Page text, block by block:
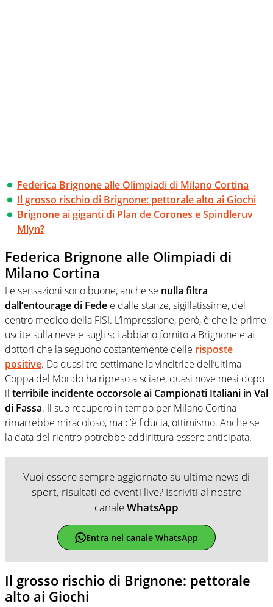
Federica Brignone alle Olimpiadi di Milano Cortina
Il grosso rischio di Brignone: pettorale alto ai Giochi
Brignone ai giganti di Plan de Corones e Spindleruv
Mlyn?
Federica Brignone alle Olimpiadi di
Milano Cortina
Le sensazioni sono buone, anche se nulla filtra
dall’entourage di Fede e dalle stanze, sigillatissime, del
centro medico della FISI. L’impressione, però, è che le prime
uscite sulla neve e sugli sci abbiano fornito a Brignone e ai
dottori che la seguono costantemente delle risposte
positive. Da quasi tre settimane la vincitrice dell’ultima
Coppa del Mondo ha ripreso a sciare, quasi nove mesi dopo
il terribile incidente occorsole ai Campionati Italiani in Val
di Fassa. Il suo recupero in tempo per Milano Cortina
rimarrebbe miracoloso, ma c’è fiducia, ottimismo. Anche se
la data del rientro potrebbe addirittura essere anticipata.
Vuoi essere sempre aggiornato su ultime news di
sport, risultati ed eventi live? Iscriviti al nostro
canaleWhatsApp
Entra nel canale WhatsApp
Il grosso rischio di Brignone: pettorale
alto ai Giochi